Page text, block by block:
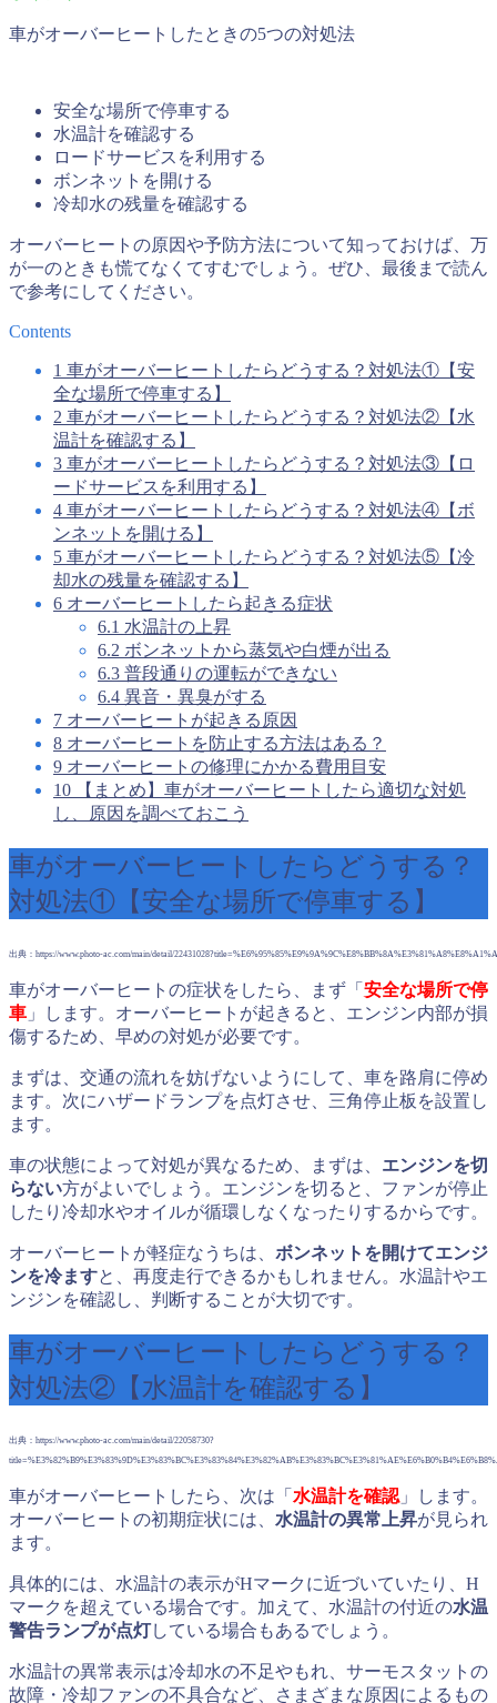
車がオーバーヒートしたときの5つの対処法
安全な場所で停車する
水温計を確認する
ロードサービスを利用する
ボンネットを開ける
冷却水の残量を確認する
オーバーヒートの原因や予防方法について知っておけば、万
が一のときも慌てなくてすむでしょう。ぜひ、最後まで読ん
で参考にしてください。
Contents
1 車がオーバーヒートしたらどうする？対処法①【安
全な場所で停車する】
2 車がオーバーヒートしたらどうする？対処法②【水
温計を確認する】
3 車がオーバーヒートしたらどうする？対処法③【ロ
ードサービスを利用する】
4 車がオーバーヒートしたらどうする？対処法④【ボ
ンネットを開ける】
5 車がオーバーヒートしたらどうする？対処法⑤【冷
却水の残量を確認する】
6 オーバーヒートしたら起きる症状
6.1 水温計の上昇
6.2 ボンネットから蒸気や白煙が出る
6.3 普段通りの運転ができない
6.4 異音・異臭がする
7 オーバーヒートが起きる原因
8 オーバーヒートを防止する方法はある？
9 オーバーヒートの修理にかかる費用目安
10 【まとめ】車がオーバーヒートしたら適切な対処
し、原因を調べておこう
車がオーバーヒートしたらどうする？
対処法①【安全な場所で停車する】
出典：https://www.photo-ac.com/main/detail/
車がオーバーヒートの症状をしたら、まず「 安全な場所で停
車 」します。オーバーヒートが起きると、エンジン内部が損
傷するため、早めの対処が必要です。
まずは、交通の流れを妨げないようにして、車を路肩に停め
ます。次にハザードランプを点灯させ、三角停止板を設置し
ます。
車の状態によって対処が異なるため、まずは、 エンジンを切
らない方がよいでしょう。エンジンを切ると、ファンが停止
したり冷却水やオイルが循環しなくなったりするからです。
オーバーヒートが軽症なうちは、 ボンネットを開けてエンジ
ンを冷ますと、再度走行できるかもしれません。水温計やエ
ンジンを確認し、判断することが大切です。
車がオーバーヒートしたらどうする？
対処法②【水温計を確認する】
出典：https://www.photo-ac.com/main/detail/22058730?
車がオーバーヒートしたら、次は「 水温計を確認 」します。
オーバーヒートの初期症状には、 水温計の異常上昇が見られ
ます。
具体的には、水温計の表示がHマークに近づいていたり、H
マークを超えている場合です。加えて、水温計の付近の水温
警告ランプが点灯している場合もあるでしょう。
水温計の異常表示は冷却水の不足やもれ、サーモスタットの
故障・冷却ファンの不具合など、さまざまな原因によるもの